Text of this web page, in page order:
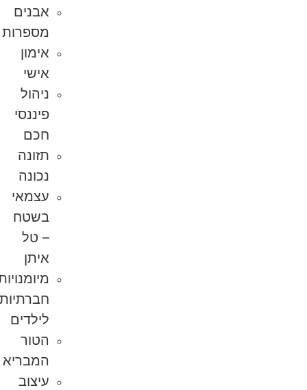
אבנים
מספרות
אימון
אישי
ניהול
פיננסי
חכם
תזונה
נכונה
עצמאי
בשטח
– טל
איתן
מיומנויות
חברתיות
לילדים
הטור
המבריא
עיצוב